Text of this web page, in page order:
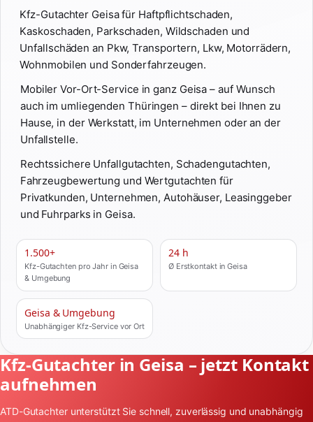
Kfz-Gutachter Geisa für Haftpflichtschaden,
Kaskoschaden, Parkschaden, Wildschaden und
Unfallschäden an Pkw, Transportern, Lkw, Motorrädern,
Wohnmobilen und Sonderfahrzeugen.
Mobiler Vor-Ort-Service in ganz Geisa – auf Wunsch
auch im umliegenden Thüringen – direkt bei Ihnen zu
Hause, in der Werkstatt, im Unternehmen oder an der
Unfallstelle.
Rechtssichere Unfallgutachten, Schadengutachten,
Fahrzeugbewertung und Wertgutachten für
Privatkunden, Unternehmen, Autohäuser, Leasinggeber
und Fuhrparks in Geisa.
1.500+
Kfz-Gutachten pro Jahr in Geisa
& Umgebung
24 h
Ø Erstkontakt in Geisa
Geisa & Umgebung
Unabhängiger Kfz-Service vor Ort
Kfz-Gutachter in Geisa – jetzt Kontakt
aufnehmen
ATD-Gutachter unterstützt Sie schnell, zuverlässig und unabhängig